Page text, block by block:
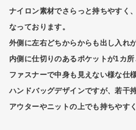
ナイロン素材でさらっと持ちやすく
なっております。
外側に左右どちからからも出し入れ
内側に仕切りのあるポケットが1カ所
ファスナーで中身も見えない様な仕様
ハンドバッグデザインですが、若干
アウターやニットの上でも持ちやす